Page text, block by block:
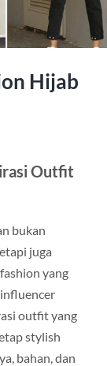
Hijab
Outfit
bukan
juga
yang
outfit yang
stylish
bahan, dan